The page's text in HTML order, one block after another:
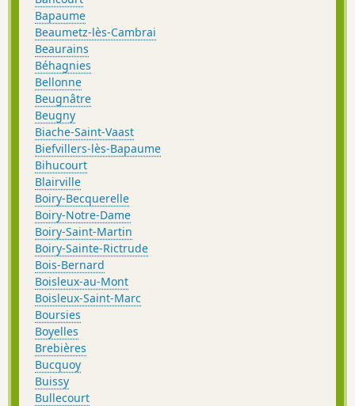
Bapaume
Beaumetz-lès-Cambrai
Beaurains
Béhagnies
Bellonne
Beugnâtre
Beugny
Biache-Saint-Vaast
Biefvillers-lès-Bapaume
Bihucourt
Blairville
Boiry-Becquerelle
Boiry-Notre-Dame
Boiry-Saint-Martin
Boiry-Sainte-Rictrude
Bois-Bernard
Boisleux-au-Mont
Boisleux-Saint-Marc
Boursies
Boyelles
Brebières
Bucquoy
Buissy
Bullecourt